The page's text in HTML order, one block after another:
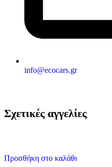
info@ecocars.gr
Σχετικές αγγελίες
Προσθήκη στο καλάθι